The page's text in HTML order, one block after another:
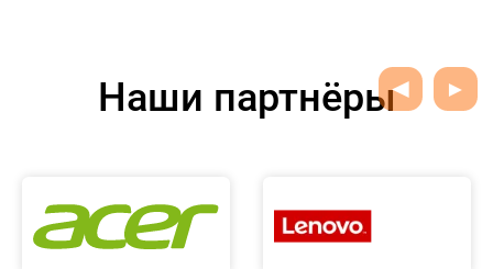
Наши партнёры